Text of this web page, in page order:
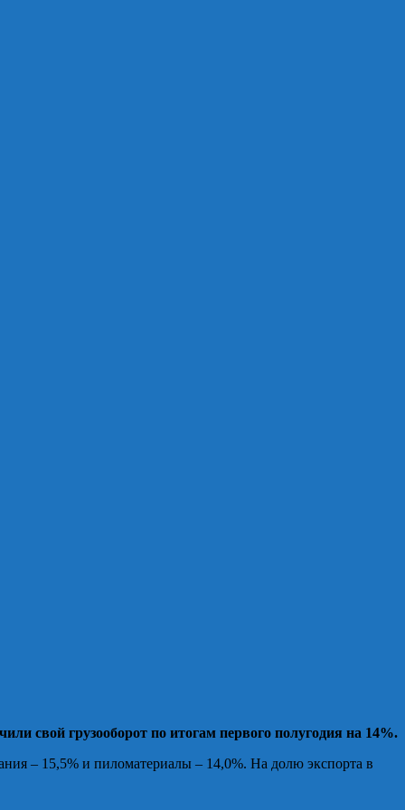
свой грузооборот по итогам первого полугодия на 14%.
– 15,5% и пиломатериалы – 14,0%. На долю экспорта в